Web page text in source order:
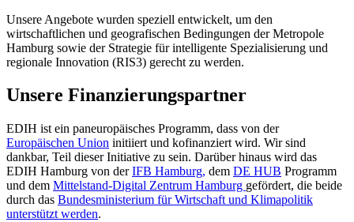
Unsere Angebote wurden speziell entwickelt, um den
wirtschaftlichen und geografischen Bedingungen der Metropole
Hamburg sowie der Strategie für intelligente Spezialisierung und
regionale Innovation (RIS3) gerecht zu werden.
Unsere Finanzierungspartner
EDIH ist ein paneuropäisches Programm, dass von der
Europäischen Union initiiert und kofinanziert wird. Wir sind
dankbar, Teil dieser Initiative zu sein. Darüber hinaus wird das
EDIH Hamburg von derIFB Hamburg, dem DE HUB Programm
und dem Mittelstand-Digital Zentrum Hamburg gefördert, die beide
durch das Bundesministerium für Wirtschaft und Klimapolitik
unterstützt werden.